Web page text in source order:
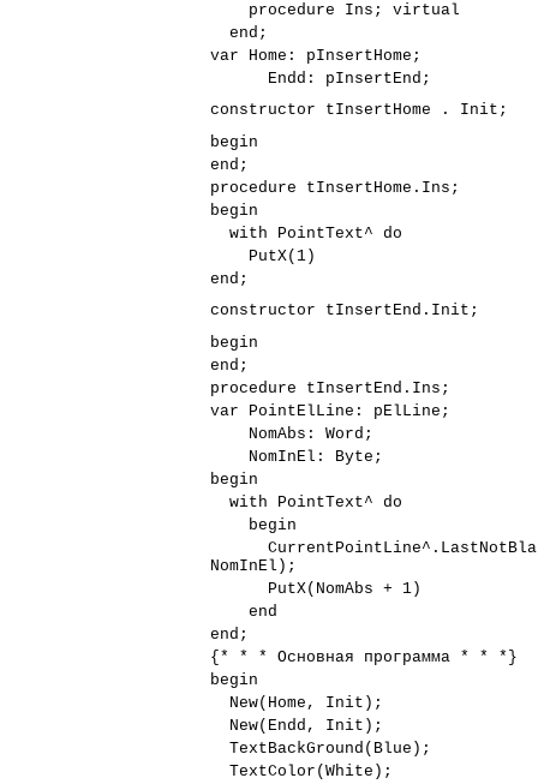
procedure Ins; virtual
end;
var Home: pInsertHome;
Endd: pInsertEnd;
constructor tInsertHome . Init;
begin
end;
procedure tInsertHome.Ins;
begin
with PointText^ do
PutX(1)
end;
constructor tInsertEnd.Init;
begin
end;
procedure tInsertEnd.Ins;
var PointElLine: pElLine;
NomAbs: Word;
NomInEl: Byte;
begin
with PointText^ do
begin
NomInEl);
PutX(NomAbs + 1)
end
end;
{* * * Основная программа * * *}
begin
New(Home, Init);
New(Endd, Init);
TextBackGround(Blue);
TextColor(White);